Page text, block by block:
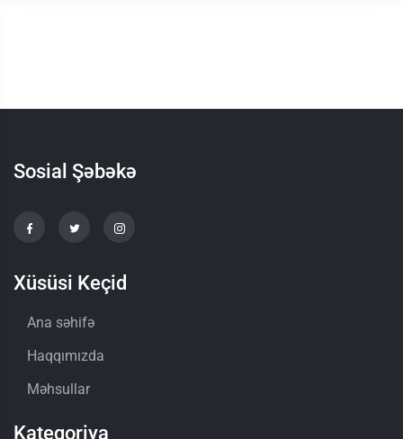
Sosial Şəbəkə
Xüsüsi Keçid
Ana səhifə
Haqqımızda
Məhsullar
Kateqoriya